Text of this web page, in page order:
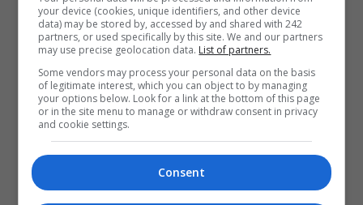
your device (cookies, unique identifiers, and other device
data) may be stored by, accessed by and shared with 242
partners, or used specifically by this site. We and our partners
may use precise geolocation data. List of partners.
Some vendors may process your personal data on the basis
of legitimate interest, which you can object to by managing
your options below. Look for a link at the bottom of this page
or in the site menu to manage or withdraw consent in privacy
and cookie settings.
Consent